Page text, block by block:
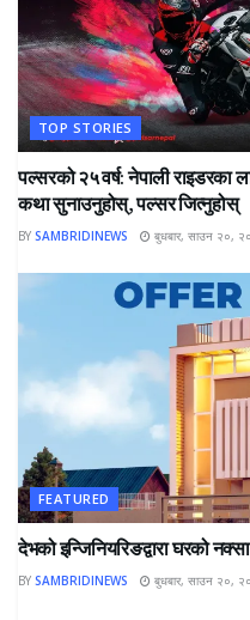
TOP STORIES
पल्सरको २५ वर्ष: नेपाली राइडरका
कथा सुनाउनुहोस्, पल्सर जित्नुहोस्
BY SAMBRIDINEWS बुधबार, साउन २०,
FEATURED
देभको इन्जिनियरिङद्वारा घरको
BY SAMBRIDINEWS बुधबार, साउन २०,